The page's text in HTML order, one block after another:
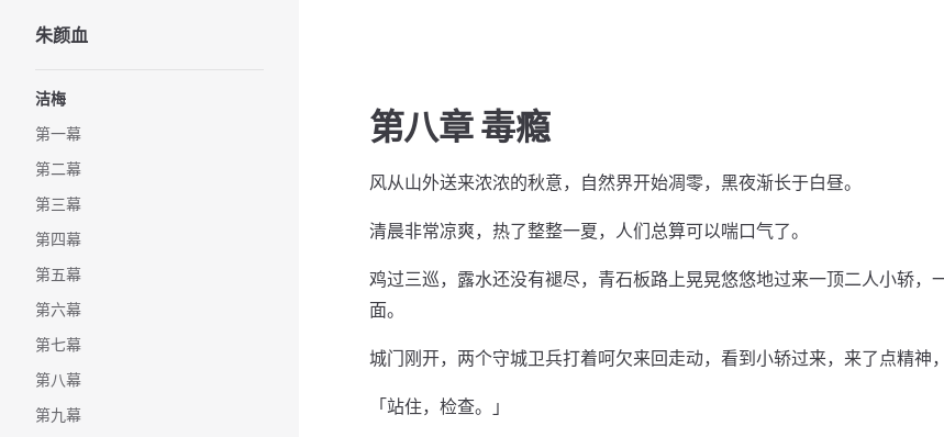
Skip to content
朱颜血
洁梅
第一幕
第二幕
第三幕
第四幕
第五幕
第六幕
第七幕
第八幕
第九幕
第八章 毒瘾
风从山外送来浓浓的秋意，自然界开始凋零，黑夜渐长于白昼。
清晨非常凉爽，热了整整一夏，人们总算可以喘口气了。
鸡过三巡，露水还没有褪尽，青石板路上晃晃悠悠地过来一顶二人小轿，
面。
城门刚开，两个守城卫兵打着呵欠来回走动，看到小轿过来，来了点精神
「站住，检查。」